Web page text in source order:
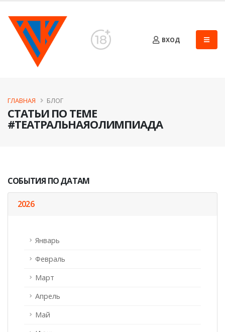
ВХОД
СТАТЬИ ПО ТЕМЕ
#ТЕАТРАЛЬНАЯОЛИМПИАДА
ГЛАВНАЯ БЛОГ
СОБЫТИЯ ПО ДАТАМ
2026
Январь
Февраль
Март
Апрель
Май